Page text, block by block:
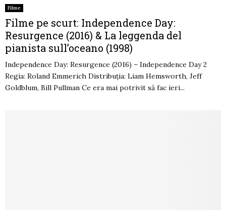
Filme
Filme pe scurt: Independence Day:
Resurgence (2016) & La leggenda del
pianista sull’oceano (1998)
Independence Day: Resurgence (2016) – Independence Day 2
Regia: Roland Emmerich Distribuția: Liam Hemsworth, Jeff
Goldblum, Bill Pullman Ce era mai potrivit să fac ieri...